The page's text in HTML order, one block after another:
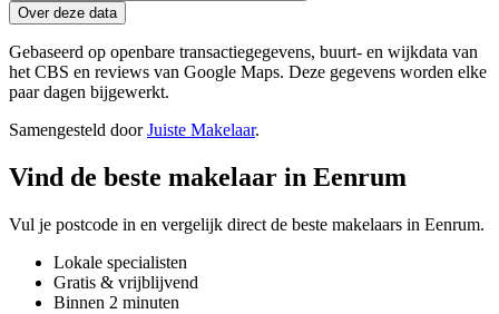
Over deze data
Gebaseerd op openbare transactiegegevens, buurt- en wijkdata van
het CBS en reviews van Google Maps. Deze gegevens worden elke
paar dagen bijgewerkt.
Samengesteld doorJuiste Makelaar.
Vind de beste makelaar in Eenrum
Vul je postcode in en vergelijk direct de beste makelaars in Eenrum.
Lokale specialisten
Gratis & vrijblijvend
Binnen 2 minuten